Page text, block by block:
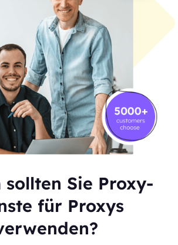
sollten Sie Proxy-
für Proxys